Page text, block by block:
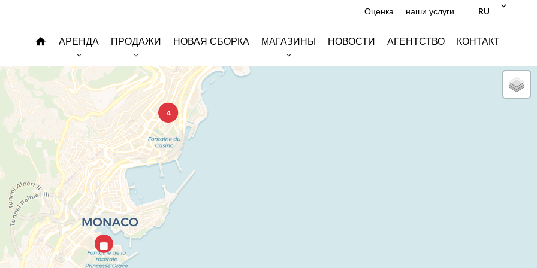
Оценка наши услуги RU
АРЕНДА ПРОДАЖИ НОВАЯ СБОРКА МАГАЗИНЫ НОВОСТИ АГЕНТСТВО КОНТАКТ
4